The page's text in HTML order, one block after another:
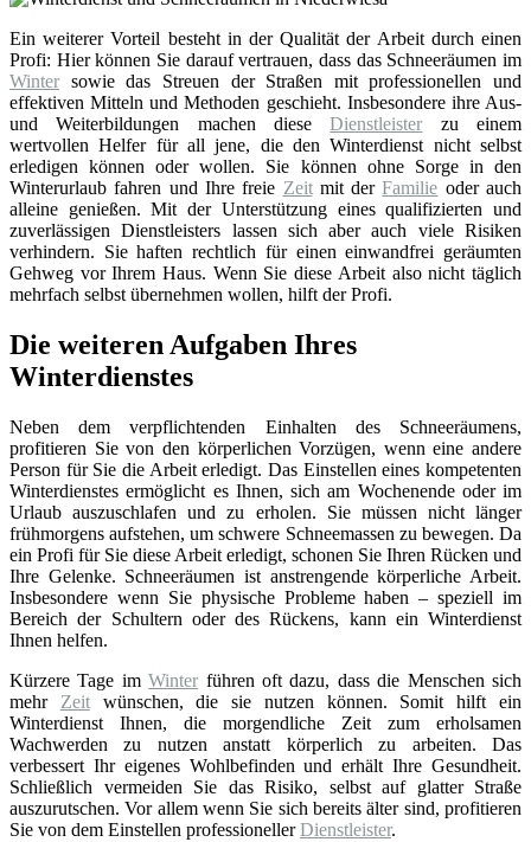
Ein weiterer Vorteil besteht in der Qualität der Arbeit durch einen
Profi: Hier können Sie darauf vertrauen, dass das Schneeräumen im
Winter sowie das Streuen der Straßen mit professionellen und
effektiven Mitteln und Methoden geschieht. Insbesondere ihre Aus-
und Weiterbildungen machen dieseDienstleister zu einem
wertvollen Helfer für all jene, die den Winterdienst nicht selbst
erledigen können oder wollen. Sie können ohne Sorge in den
Winterurlaub fahren und Ihre freie Zeitmit derFamilie oder auch
alleine genießen. Mit der Unterstützung eines qualifizierten und
zuverlässigen Dienstleisters lassen sich aber auch viele Risiken
verhindern. Sie haften rechtlich für einen einwandfrei geräumten
Gehweg vor Ihrem Haus. Wenn Sie diese Arbeit also nicht täglich
mehrfach selbst übernehmen wollen, hilft der Profi.
Die weiteren Aufgaben Ihres
Winterdienstes
Neben dem verpflichtenden Einhalten des Schneeräumens,
profitieren Sie von den körperlichen Vorzügen, wenn eine andere
Person für Sie die Arbeit erledigt. Das Einstellen eines kompetenten
Winterdienstes ermöglicht es Ihnen, sich am Wochenende oder im
Urlaub auszuschlafen und zu erholen. Sie müssen nicht länger
frühmorgens aufstehen, um schwere Schneemassen zu bewegen. Da
ein Profi für Sie diese Arbeit erledigt, schonen Sie Ihren Rücken und
Ihre Gelenke. Schneeräumen ist anstrengende körperliche Arbeit.
Insbesondere wenn Sie physische Probleme haben – speziell im
Bereich der Schultern oder des Rückens, kann ein Winterdienst
Ihnen helfen.
Kürzere Tage imWinter führen oft dazu, dass die Menschen sich
mehr Zeitwünschen, die sie nutzen können. Somit hilft ein
Winterdienst Ihnen, die morgendliche Zeit zum erholsamen
Wachwerden zu nutzen anstatt körperlich zu arbeiten. Das
verbessert Ihr eigenes Wohlbefinden und erhält Ihre Gesundheit.
Schließlich vermeiden Sie das Risiko, selbst auf glatter Straße
auszurutschen. Vor allem wenn Sie sich bereits älter sind, profitieren
Sie von dem Einstellen professionellerDienstleister.